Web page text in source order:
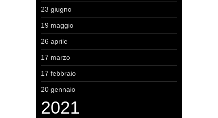
23 giugno
19 maggio
26 aprile
17 marzo
17 febbraio
20 gennaio
2021